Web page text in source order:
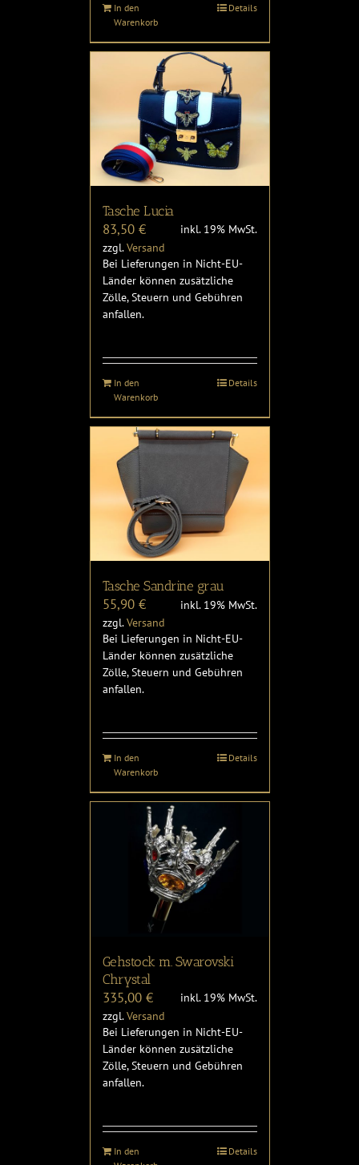
In den
Warenkorb
Details
Tasche Lucia
83,50 €
inkl. 19% MwSt.
zzgl.Versand
Bei Lieferungen in Nicht-EU-
Länder können zusätzliche
Zölle, Steuern und Gebühren
anfallen.
In den
Warenkorb
Details
Tasche Sandrine grau
55,90 €
inkl. 19% MwSt.
zzgl.Versand
Bei Lieferungen in Nicht-EU-
Länder können zusätzliche
Zölle, Steuern und Gebühren
anfallen.
In den
Warenkorb
Details
Gehstock m. Swarovski
Chrystal
335,00 €
inkl. 19% MwSt.
zzgl.Versand
Bei Lieferungen in Nicht-EU-
Länder können zusätzliche
Zölle, Steuern und Gebühren
anfallen.
In den
Details